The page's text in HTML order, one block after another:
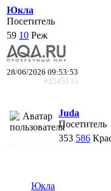
Юкла
Посетитель
59 10 Реж
28/06/2026 09:53:53
#3245135
Juda
Посетитель
353 586
Юкла